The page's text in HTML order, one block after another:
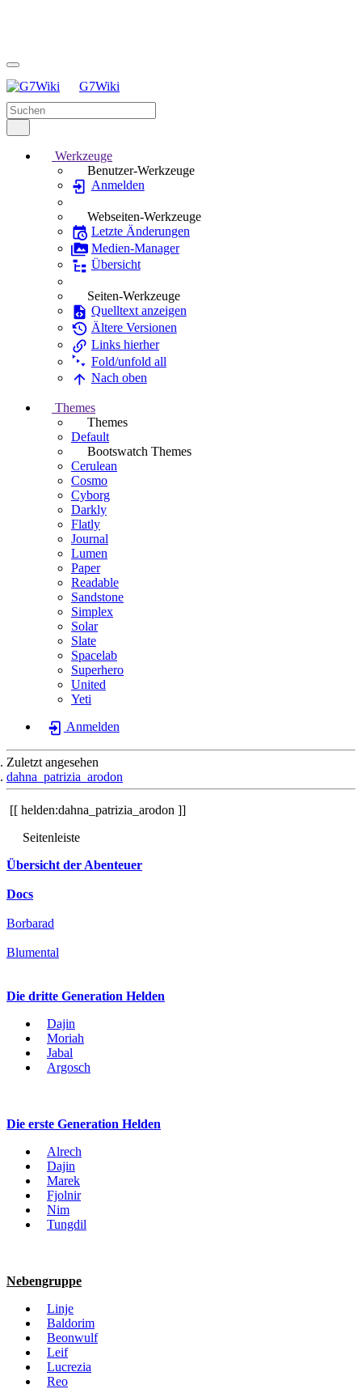
G7Wiki
Werkzeuge
Benutzer-Werkzeuge
Anmelden
Webseiten-Werkzeuge
Letzte Änderungen
Medien-Manager
Übersicht
Seiten-Werkzeuge
Quelltext anzeigen
Ältere Versionen
Links hierher
Fold/unfold all
Nach oben
Themes
Themes
Default
Bootswatch Themes
Cerulean
Cosmo
Cyborg
Darkly
Flatly
Journal
Lumen
Paper
Readable
Sandstone
Simplex
Solar
Slate
Spacelab
Superhero
United
Yeti
Anmelden
Zuletzt angesehen
dahna_patrizia_arodon
helden:dahna_patrizia_arodon
Seitenleiste
Übersicht der Abenteuer
Docs
Borbarad
Blumental
Die dritte Generation Helden
Dajin
Moriah
Jabal
Argosch
Die erste Generation Helden
Alrech
Dajin
Marek
Fjolnir
Nim
Tungdil
Nebengruppe
Linje
Baldorim
Beonwulf
Leif
Lucrezia
Reo